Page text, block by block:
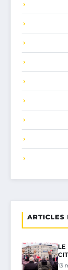
ARTICLES
LE
13